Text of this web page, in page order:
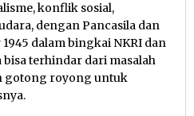
konflik sosial,
dengan Pancasila dan
dalam bingkai NKRI dan
terhindar dari masalah
gotong royong untuk